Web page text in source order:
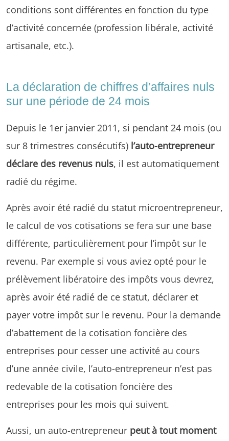
conditions sont différentes en fonction du type
d’activité concernée (profession libérale, activité
artisanale, etc.).
La déclaration de chiffres d’affaires nuls
sur une période de 24 mois
Depuis le 1er janvier 2011, si pendant 24 mois (ou
sur 8 trimestres consécutifs) l’auto-entrepreneur
déclare des revenus nuls, il est automatiquement
radié du régime.
Après avoir été radié du statut microentrepreneur,
le calcul de vos cotisations se fera sur une base
différente, particulièrement pour l’impôt sur le
revenu. Par exemple si vous aviez opté pour le
prélèvement libératoire des impôts vous devrez,
après avoir été radié de ce statut, déclarer et
payer votre impôt sur le revenu. Pour la demande
d’abattement de la cotisation foncière des
entreprises pour cesser une activité au cours
d’une année civile, l’auto-entrepreneur n’est pas
redevable de la cotisation foncière des
entreprises pour les mois qui suivent.
Aussi, un auto-entrepreneur peut à tout moment